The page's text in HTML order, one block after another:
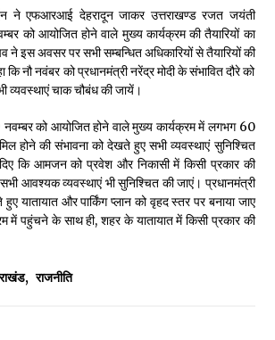
May 13, 2022
Of The Day 12 May
May 12, 2022
Of The Day 11 May
May 11, 2022
ने एफआरआई देहरादून जाकर उत्तराखण्ड रजत जयंती
को आयोजित होने वाले मुख्य कार्यक्रम की तैयारियों का
ने इस अवसर पर सभी सम्बन्धित अधिकारियों से तैयारियों की
कि नौ नवंबर को प्रधानमंत्री नरेंद्र मोदी के संभावित दौरे को
व्यवस्थाएं चाक चौबंध की जायें।
को आयोजित होने वाले मुख्य कार्यक्रम में लगभग 60
होने की संभावना को देखते हुए सभी व्यवस्थाएं सुनिश्चित
दिए कि आमजन को प्रवेश और निकासी में किसी प्रकार की
आवश्यक व्यवस्थाएं भी सुनिश्चित की जाएं। प्रधानमंत्री
यातायात और पार्किंग प्लान को वृहद स्तर पर बनाया जाए
में पहुंचने के साथ ही, शहर के यातायात में किसी प्रकार की
, राजनीति